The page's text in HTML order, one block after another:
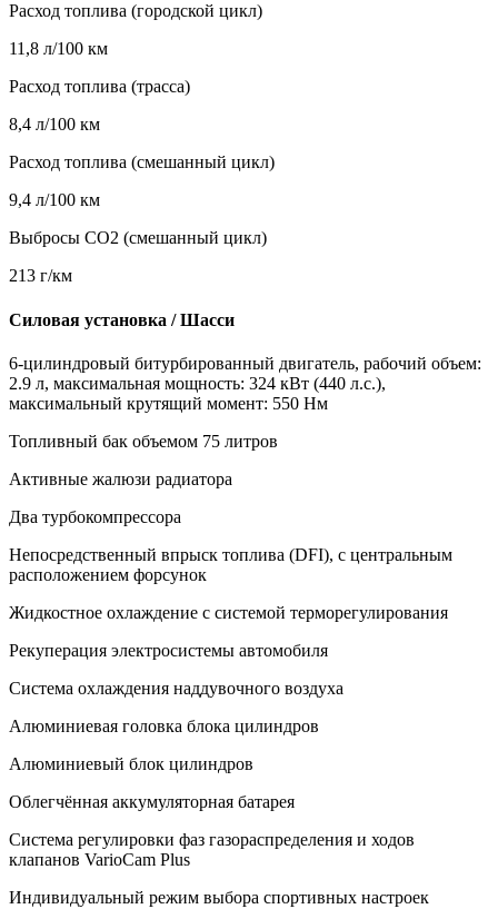
Расход топлива (городской цикл)
11,8 л/100 км
Расход топлива (трасса)
8,4 л/100 км
Расход топлива (смешанный цикл)
9,4 л/100 км
Выбросы CO2 (смешанный цикл)
213 г/км
Силовая установка / Шасси
6-цилиндровый битурбированный двигатель, рабочий объем:
2.9 л, максимальная мощность: 324 кВт (440 л.с.),
максимальный крутящий момент: 550 Нм
Топливный бак объемом 75 литров
Активные жалюзи радиатора
Два турбокомпрессора
Непосредственный впрыск топлива (DFI), с центральным
расположением форсунок
Жидкостное охлаждение с системой терморегулирования
Рекуперация электросистемы автомобиля
Система охлаждения наддувочного воздуха
Алюминиевая головка блока цилиндров
Алюминиевый блок цилиндров
Облегчённая аккумуляторная батарея
Система регулировки фаз газораспределения и ходов
клапанов VarioCam Plus
Индивидуальный режим выбора спортивных настроек